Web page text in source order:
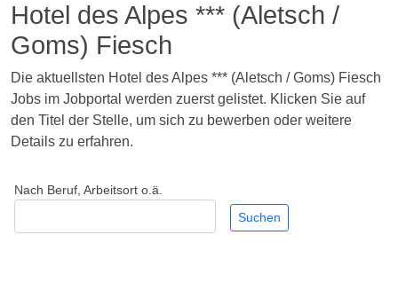
Hotel des Alpes *** (Aletsch /
Goms) Fiesch
Die aktuellsten Hotel des Alpes *** (Aletsch / Goms) Fiesch
Jobs im Jobportal werden zuerst gelistet. Klicken Sie auf
den Titel der Stelle, um sich zu bewerben oder weitere
Details zu erfahren.
Nach Beruf, Arbeitsort o.ä.